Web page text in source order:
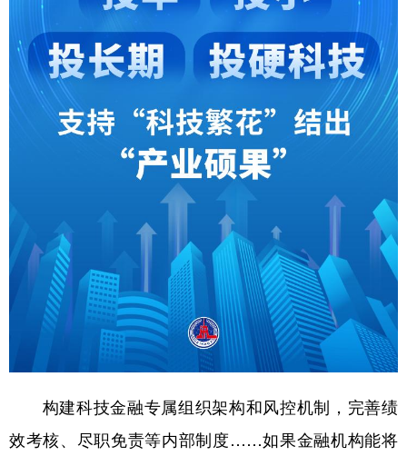
构建科技金融专属组织架构和风控机制，完善绩
效考核、尽职免责等内部制度……如果金融机构能将